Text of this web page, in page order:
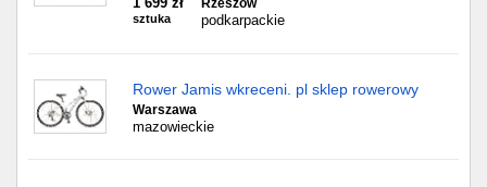
sztuka
Rzeszów
podkarpackie
Rower Jamis wkreceni. pl sklep rowerowy
Warszawa
mazowieckie